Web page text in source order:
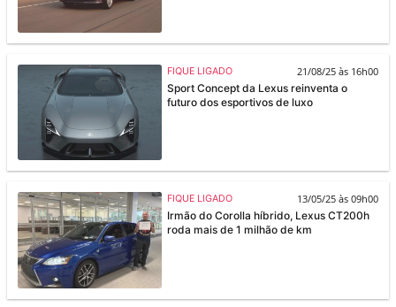
FIQUE LIGADO
21/08/25 às 16h00
Sport Concept da Lexus reinventa o
futuro dos esportivos de luxo
FIQUE LIGADO
13/05/25 às 09h00
Irmão do Corolla híbrido, Lexus CT200h
roda mais de 1 milhão de km